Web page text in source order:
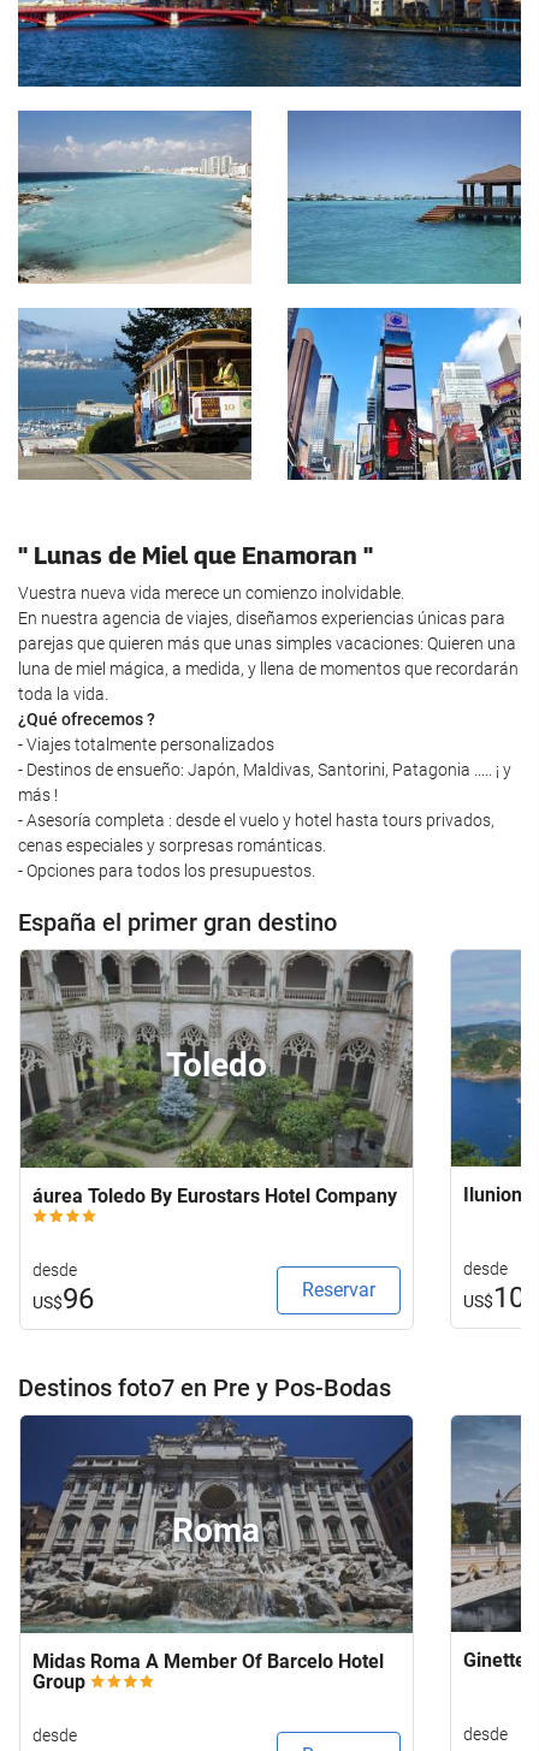
" Lunas de Miel que Enamoran "
Vuestra nueva vida merece un comienzo inolvidable.
En nuestra agencia de viajes, diseñamos experiencias únicas para
parejas que quieren más que unas simples vacaciones: Quieren una
luna de miel mágica, a medida, y llena de momentos que recordarán
toda la vida.
¿Qué ofrecemos ?
- Viajes totalmente personalizados
- Destinos de ensueño: Japón, Maldivas, Santorini, Patagonia ..... ¡ y
más !
- Asesoría completa : desde el vuelo y hotel hasta tours privados,
cenas especiales y sorpresas románticas.
- Opciones para todos los presupuestos.
España el primer gran destino
Toledo
áurea Toledo By Eurostars Hotel Company
desde
US$96 Reservar
Ilunion
desde
US$
Destinos foto7 en Pre y Pos-Bodas
Roma
Midas Roma A Member Of Barcelo Hotel
Group
desde
Ginette
desde